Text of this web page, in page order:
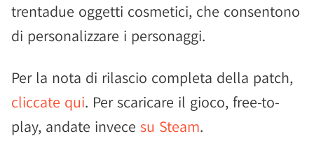
trentadue oggetti cosmetici, che consentono
di personalizzare i personaggi.
Per la nota di rilascio completa della patch,
cliccate qui. Per scaricare il gioco, free-to-
play, andate invece su Steam.